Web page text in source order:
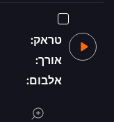
טראק:
אורך:
אלבום: